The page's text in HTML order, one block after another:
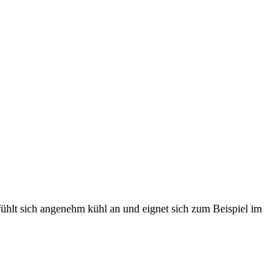
sich angenehm kühl an und eignet sich zum Beispiel im